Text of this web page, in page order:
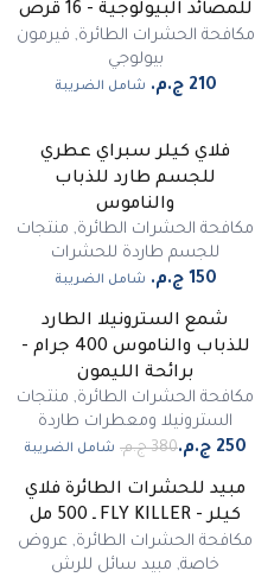
للمصائد البيولوجية - 16 قرص
مكافحة الحشرات الطائرة, فيرمون
بيولوجي
شامل الضريبة
فلاي كيلر سبراي عطري
للجسم طارد للذباب
والناموس
مكافحة الحشرات الطائرة, منتجات
للجسم طاردة للحشرات
شامل الضريبة
شمع السترونيلا الطارد
للذباب والناموس 400 جرام -
برائحة الليمون
مكافحة الحشرات الطائرة, منتجات
السترونيلا ومعطرات طاردة
شامل الضريبة
مبيد للحشرات الطائرة فلاي
كيلر - FLY KILLER ـ 500 مل
مكافحة الحشرات الطائرة, عروض
خاصة, مبيد سائل للرش